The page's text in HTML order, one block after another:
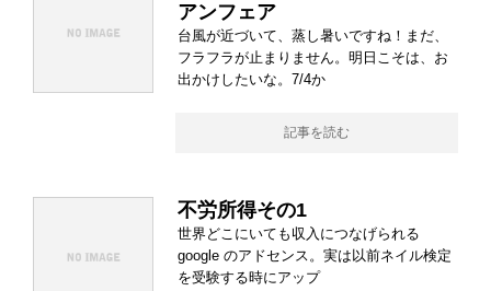
アンフェア
台風が近づいて、蒸し暑いですね！まだ、
フラフラが止まりません。明日こそは、お
出かけしたいな。7/4か
記事を読む
不労所得その1
世界どこにいても収入につなげられる
google のアドセンス。実は以前ネイル検定
を受験する時にアップ